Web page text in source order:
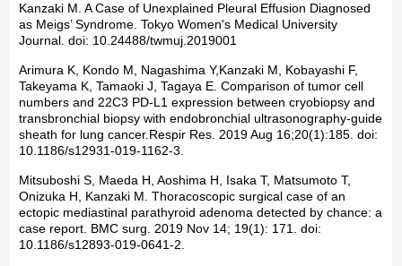
Kanzaki M. A Case of Unexplained Pleural Effusion Diagnosed
as Meigs’ Syndrome. Tokyo Women's Medical University
Journal. doi: 10.24488/twmuj.2019001
Arimura K, Kondo M, Nagashima Y,Kanzaki M, Kobayashi F,
Takeyama K, Tamaoki J, Tagaya E. Comparison of tumor cell
numbers and 22C3 PD-L1 expression between cryobiopsy and
transbronchial biopsy with endobronchial ultrasonography-guide
sheath for lung cancer.Respir Res. 2019 Aug 16;20(1):185. doi:
10.1186/s12931-019-1162-3.
Mitsuboshi S, Maeda H, Aoshima H, Isaka T, Matsumoto T,
Onizuka H, Kanzaki M. Thoracoscopic surgical case of an
ectopic mediastinal parathyroid adenoma detected by chance: a
case report. BMC surg. 2019 Nov 14; 19(1): 171. doi:
10.1186/s12893-019-0641-2.